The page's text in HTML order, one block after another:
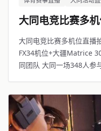
大同电竞比赛多
大同电竞比赛多机位直
FX34机位+大疆Matrice
同团队 大同一场348人参